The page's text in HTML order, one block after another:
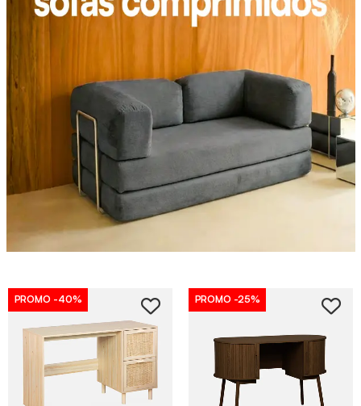
PROMO -40% PROMO -25%